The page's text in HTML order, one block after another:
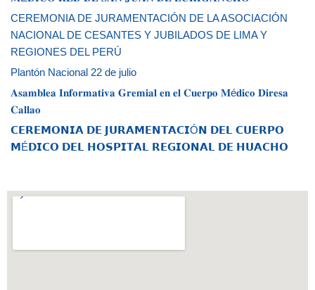
CEREMONIA DE JURAMENTACIÓN DE LA ASOCIACIÓN
NACIONAL DE CESANTES Y JUBILADOS DE LIMA Y
REGIONES DEL PERÚ
Plantón Nacional 22 de julio
𝐀𝐬𝐚𝐦𝐛𝐥𝐞𝐚 𝐈𝐧𝐟𝐨𝐫𝐦𝐚𝐭𝐢𝐯𝐚 𝐆𝐫𝐞𝐦𝐢𝐚𝐥 𝐞𝐧 𝐞𝐥 𝐂𝐮𝐞𝐫𝐩𝐨 𝐌é𝐝𝐢𝐜𝐨 𝐃𝐢𝐫𝐞𝐬𝐚
𝐂𝐚𝐥𝐥𝐚𝐨
𝗖𝗘𝗥𝗘𝗠𝗢𝗡𝗜𝗔 𝗗𝗘 𝗝𝗨𝗥𝗔𝗠𝗘𝗡𝗧𝗔𝗖𝗜Ó𝗡 𝗗𝗘𝗟 𝗖𝗨𝗘𝗥𝗣𝗢
𝗠É𝗗𝗜𝗖𝗢 𝗗𝗘𝗟 𝗛𝗢𝗦𝗣𝗜𝗧𝗔𝗟 𝗥𝗘𝗚𝗜𝗢𝗡𝗔𝗟 𝗗𝗘 𝗛𝗨𝗔𝗖𝗛𝗢